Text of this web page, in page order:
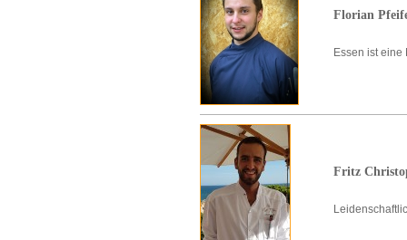
Florian
Essen ist
Fritz